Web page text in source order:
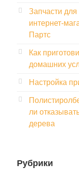
Запчасти для
интернет-
Партс
Как
домашних
Настройка
ли
дерева
Рубрики